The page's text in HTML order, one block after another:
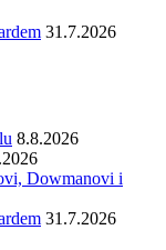
31.7.2026
8.8.2026
Dowmanovi i
31.7.2026